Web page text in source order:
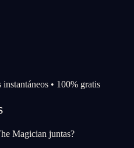
• 100% gratis
Magician juntas?